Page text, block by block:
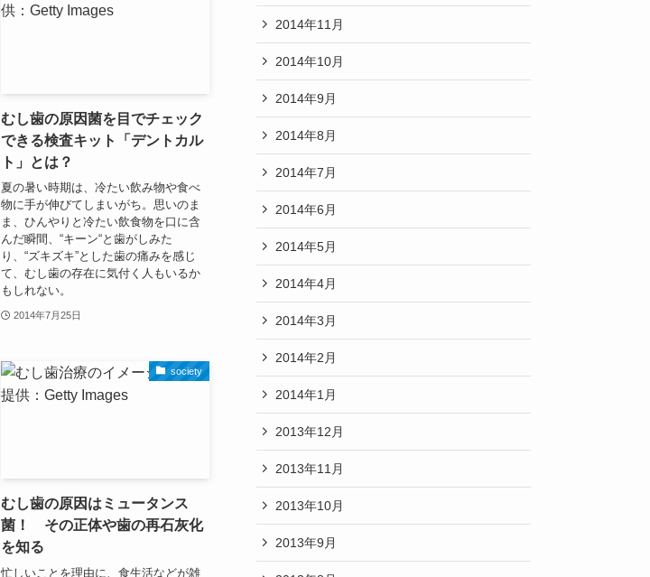
むし歯の原因菌を目でチェック
できる検査キット「デントカル
ト」とは？
夏の暑い時期は、冷たい飲み物や食べ
物に手が伸びてしまいがち。思いのま
ま、ひんやりと冷たい飲食物を口に含
んだ瞬間、“キーン“と歯がしみた
り、“ズキズキ”とした歯の痛みを感じ
て、むし歯の存在に気付く人もいるか
もしれない。
2014年7月25日
society
むし歯の原因はミュータンス
菌！ その正体や歯の再石灰化
を知る
忙しいことを理由に、食生活などが雑
2014年11月
2014年10月
2014年9月
2014年8月
2014年7月
2014年6月
2014年5月
2014年4月
2014年3月
2014年2月
2014年1月
2013年12月
2013年11月
2013年10月
2013年9月